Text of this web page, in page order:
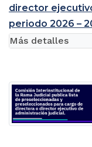
director
periodo 2026 –
Más detalles